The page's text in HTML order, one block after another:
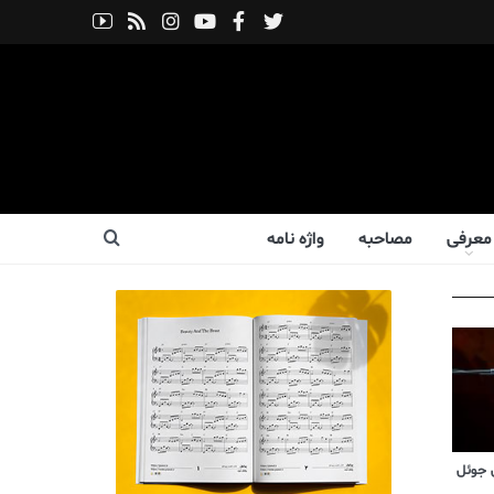
معرفی مصاحبه واژه نامه
جوئل